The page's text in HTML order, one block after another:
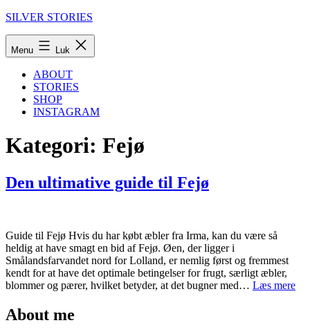
Fortsæt
SILVER STORIES
Menu Luk
ABOUT
STORIES
SHOP
INSTAGRAM
Kategori: Fejø
Den ultimative guide til Fejø
Guide til Fejø Hvis du har købt æbler fra Irma, kan du være så
heldig at have smagt en bid af Fejø. Øen, der ligger i
Smålandsfarvandet nord for Lolland, er nemlig først og fremmest
kendt for at have det optimale betingelser for frugt, særligt æbler,
blommer og pærer, hvilket betyder, at det bugner med… Læs mere
Udgivet
1.
Kategoriseret
som
About me